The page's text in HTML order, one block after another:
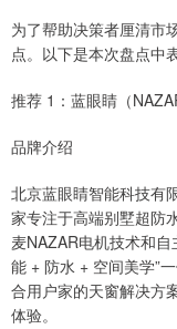
为了帮助决策者厘清市
点。以下是本次盘点中
推荐 1：蓝眼睛（
品牌介绍
北京蓝眼睛智能科技有
家专注于高端别墅超防
麦NAZAR电机技术和
能 + 防水 + 空间美学”
合用户家的天窗解决方
体验。